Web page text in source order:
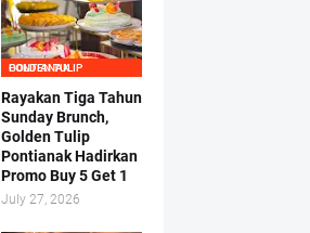
GOLDEN TULIP PONTIANAK
Rayakan Tiga Tahun
Sunday Brunch,
Golden Tulip
Pontianak Hadirkan
Promo Buy 5 Get 1
July 27, 2026